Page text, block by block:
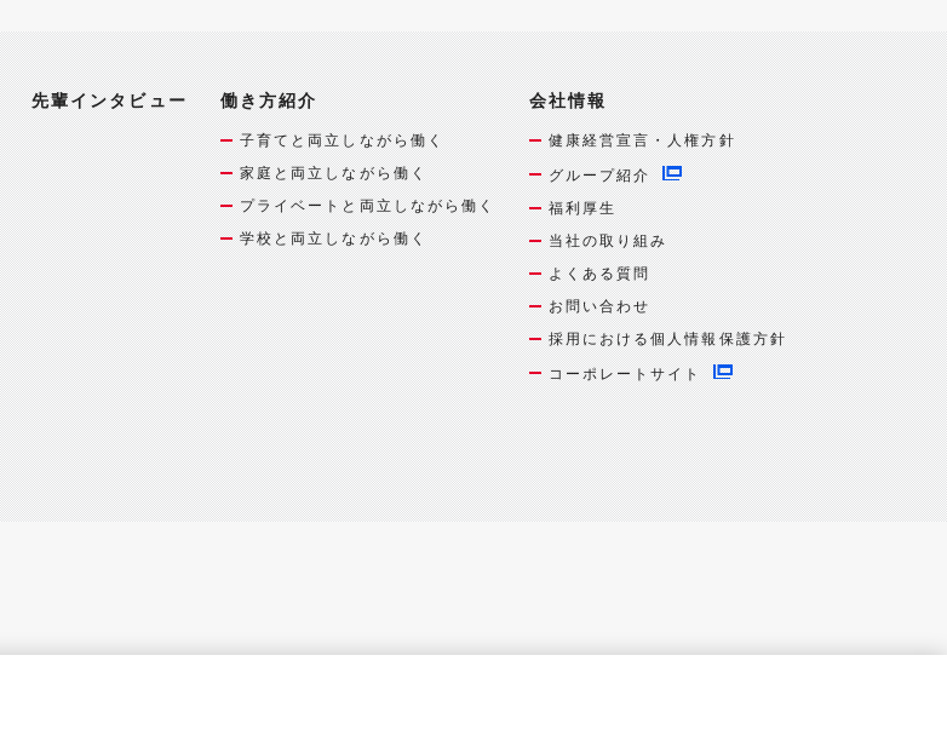
先輩インタビュー 働き方紹介
子育てと両立しながら働く
家庭と両立しながら働く
プライベートと両立しながら働く
学校と両立しながら働く
会社情報
健康経営宣言・人権方針
グループ紹介
福利厚生
当社の取り組み
よくある質問
お問い合わせ
採用における個人情報保護方針
コーポレートサイト